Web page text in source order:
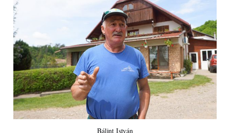
Bálint István